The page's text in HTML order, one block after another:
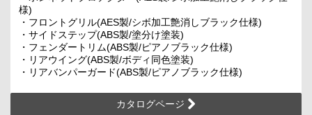
様)
・フロントグリル(AES製/シボ加工艶消しブラック仕様)
・サイドステップ(ABS製/塗分け塗装)
・フェンダートリム(ABS製/ピアノブラック仕様)
・リアウイング(ABS製/ボディ同色塗装)
・リアバンパーガード(ABS製/ピアノブラック仕様)
カタログページ